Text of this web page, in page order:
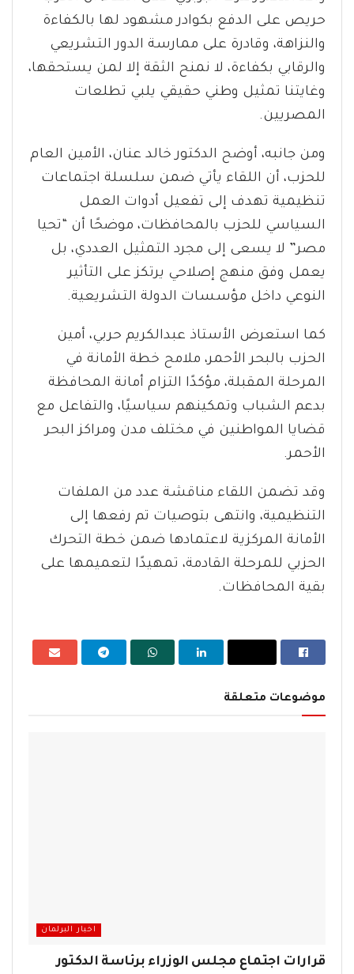
حريص على الدفع بكوادر مشهود لها بالكفاءة
والنزاهة، وقادرة على ممارسة الدور التشريعي
والرقابي بكفاءة، لا نمنح الثقة إلا لمن يستحقها،
وغايتنا تمثيل وطني حقيقي يلبي تطلعات
المصريين.
ومن جانبه، أوضح الدكتور خالد عنان، الأمين العام
للحزب، أن اللقاء يأتي ضمن سلسلة اجتماعات
تنظيمية تهدف إلى تفعيل أدوات العمل
السياسي للحزب بالمحافظات، موضحًا أن “تحيا
مصر” لا يسعى إلى مجرد التمثيل العددي، بل
يعمل وفق منهج إصلاحي يرتكز على التأثير
النوعي داخل مؤسسات الدولة التشريعية.
كما استعرض الأستاذ عبدالكريم حربي، أمين
الحزب بالبحر الأحمر، ملامح خطة الأمانة في
المرحلة المقبلة، مؤكدًا التزام أمانة المحافظة
بدعم الشباب وتمكينهم سياسيًا، والتفاعل مع
قضايا المواطنين في مختلف مدن ومراكز البحر
الأحمر.
وقد تضمن اللقاء مناقشة عدد من الملفات
التنظيمية، وانتهى بتوصيات تم رفعها إلى
الأمانة المركزية لاعتمادها ضمن خطة التحرك
الحزبي للمرحلة القادمة، تمهيدًا لتعميمها على
بقية المحافظات.
موضوعات متعلقة
اخبار البرلمان
قرارات اجتماع مجلس الوزراء برئاسة الدكتور